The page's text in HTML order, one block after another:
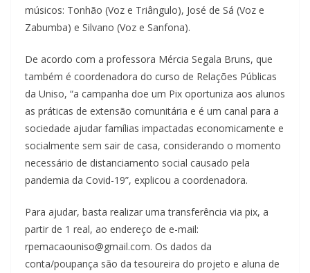
músicos: Tonhão (Voz e Triângulo), José de Sá (Voz e
Zabumba) e Silvano (Voz e Sanfona).
De acordo com a professora Mércia Segala Bruns, que
também é coordenadora do curso de Relações Públicas
da Uniso, “a campanha doe um Pix oportuniza aos alunos
as práticas de extensão comunitária e é um canal para a
sociedade ajudar famílias impactadas economicamente e
socialmente sem sair de casa, considerando o momento
necessário de distanciamento social causado pela
pandemia da Covid-19”, explicou a coordenadora.
Para ajudar, basta realizar uma transferência via pix, a
partir de 1 real, ao endereço de e-mail:
rpemacaouniso@gmail.com. Os dados da
conta/poupança são da tesoureira do projeto e aluna de